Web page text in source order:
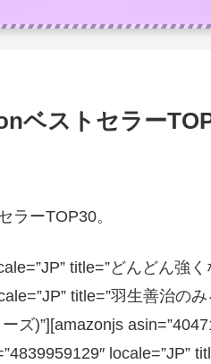
ベストセラー
ラーTOP30。
title=”どんどん強
title=”羽生善治の
ズ)”][amazonjs
locale=”JP”